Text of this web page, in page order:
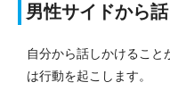
男性サイドから
自分から話しかけること
は行動を起こします。